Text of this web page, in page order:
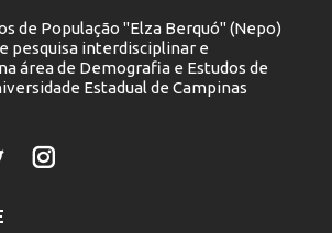
de População "Elza Berquó" (Nepo)
pesquisa interdisciplinar e
área de Demografia e Estudos de
Estadual de Campinas
Instagram